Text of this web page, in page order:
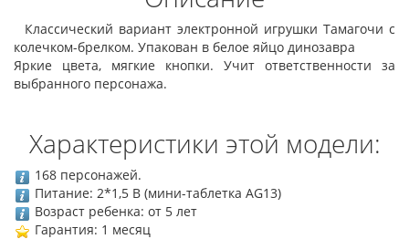
Классический вариант электронной игрушки Тамагочи с
колечком-брелком. Упакован в белое яйцо динозавра
Яркие цвета, мягкие кнопки. Учит ответственности за
выбранного персонажа.
Характеристики этой модели:
168 персонажей.
Питание: 2*1,5 В (мини-таблетка AG13)
Возраст ребенка: от 5 лет
Гарантия: 1 месяц